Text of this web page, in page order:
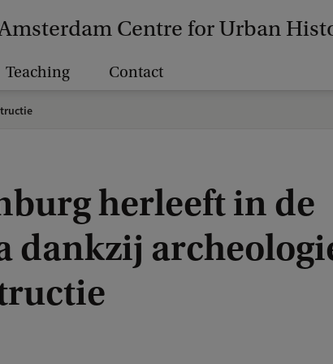
Centre for Urban
Teaching Contact
herleeft in de
dankzij